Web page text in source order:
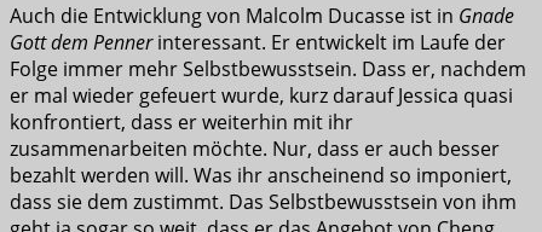
Auch die Entwicklung von Malcolm Ducasse ist in Gnade
Gott dem Pennerinteressant. Er entwickelt im Laufe der
Folge immer mehr Selbstbewusstsein. Dass er, nachdem
er mal wieder gefeuert wurde, kurz darauf Jessica quasi
konfrontiert, dass er weiterhin mit ihr
zusammenarbeiten möchte. Nur, dass er auch besser
bezahlt werden will. Was ihr anscheinend so imponiert,
dass sie dem zustimmt. Das Selbstbewusstsein von ihm